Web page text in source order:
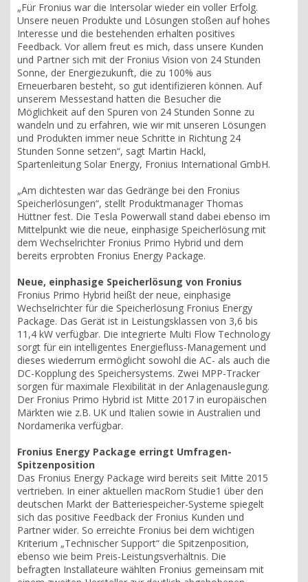
„Für Fronius war die Intersolar wieder ein voller Erfolg.
Unsere neuen Produkte und Lösungen stoßen auf hohes
Interesse und die bestehenden erhalten positives
Feedback. Vor allem freut es mich, dass unsere Kunden
und Partner sich mit der Fronius Vision von 24 Stunden
Sonne, der Energiezukunft, die zu 100% aus
Erneuerbaren besteht, so gut identifizieren können. Auf
unserem Messestand hatten die Besucher die
Möglichkeit auf den Spuren von 24 Stunden Sonne zu
wandeln und zu erfahren, wie wir mit unseren Lösungen
und Produkten immer neue Schritte in Richtung 24
Stunden Sonne setzen“, sagt Martin Hackl,
Spartenleitung Solar Energy, Fronius International GmbH.
„Am dichtesten war das Gedränge bei den Fronius
Speicherlösungen“, stellt Produktmanager Thomas
Hüttner fest. Die Tesla Powerwall stand dabei ebenso im
Mittelpunkt wie die neue, einphasige Speicherlösung mit
dem Wechselrichter Fronius Primo Hybrid und dem
bereits erprobten Fronius Energy Package.
Neue, einphasige Speicherlösung von Fronius
Fronius Primo Hybrid heißt der neue, einphasige
Wechselrichter für die Speicherlösung Fronius Energy
Package. Das Gerät ist in Leistungsklassen von 3,6 bis
11,4 kW verfügbar. Die integrierte Multi Flow Technology
sorgt für ein intelligentes Energiefluss-Management und
dieses wiederrum ermöglicht sowohl die AC- als auch die
DC-Kopplung des Speichersystems. Zwei MPP-Tracker
sorgen für maximale Flexibilität in der Anlagenauslegung.
Der Fronius Primo Hybrid ist Mitte 2017 in europäischen
Märkten wie z.B. UK und Italien sowie in Australien und
Nordamerika verfügbar.
Fronius Energy Package erringt Umfragen-
Spitzenposition
Das Fronius Energy Package wird bereits seit Mitte 2015
vertrieben. In einer aktuellen macRom Studie1 über den
deutschen Markt der Batteriespeicher-Systeme spiegelt
sich das positive Feedback der Fronius Kunden und
Partner wider. So erreichte Fronius bei dem wichtigen
Kriterium „Technischer Support“ die Spitzenposition,
ebenso wie beim Preis-Leistungsverhältnis. Die
befragten Installateure wählten Fronius gemeinsam mit